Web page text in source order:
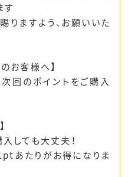
す
ますよう、お願いいた
お客様へ】
回のポイントをご購入
しても大丈夫！
あたりがお得になりま